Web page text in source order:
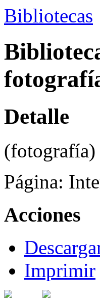
Bibliotecas
Detalle
(fotografía)
Página:
Acciones
Imprimir